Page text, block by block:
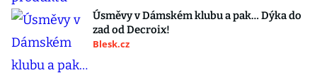
Úsměvy v Dámském klubu a pak… Dýka do
zad od Decroix!
Blesk.cz